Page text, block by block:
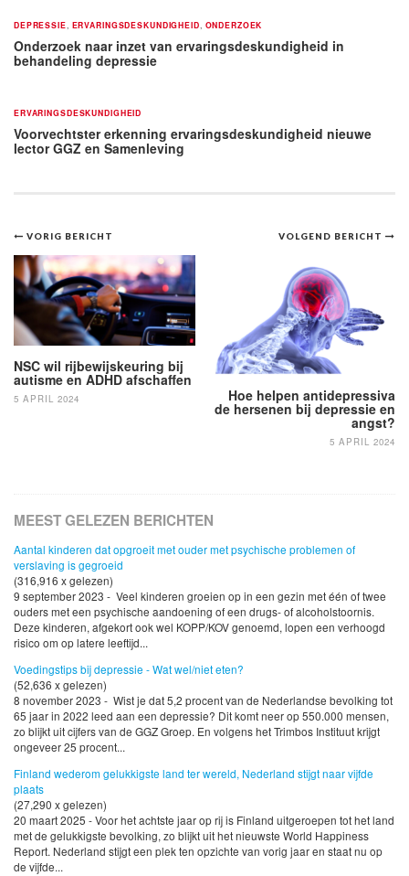
DEPRESSIE ERVARINGSDESKUNDIGHEID ONDERZOEK
Onderzoek naar inzet van ervaringsdeskundigheid in
behandeling depressie
ERVARINGSDESKUNDIGHEID
Voorvechtster erkenning ervaringsdeskundigheid nieuwe
lector GGZ en Samenleving
Bericht
navigatie
VOLGEND BERICHT
Hoe helpen antidepressiva
de hersenen bij depressie en
angst?
5 APRIL 2024
VORIG BERICHT
NSC wil rijbewijskeuring bij
autisme en ADHD afschaffen
5 APRIL 2024
MEEST GELEZEN BERICHTEN
Aantal kinderen dat opgroeit met ouder met psychische problemen of
verslaving is gegroeid
(316,916 x gelezen)
9 september 2023 - Veel kinderen groeien op in een gezin met één of twee
ouders met een psychische aandoening of een drugs- of alcoholstoornis.
Deze kinderen, afgekort ook wel KOPP/KOV genoemd, lopen een verhoogd
risico om op latere leeftijd...
Voedingstips bij depressie - Wat wel/niet eten?
(52,636 x gelezen)
8 november 2023 - Wist je dat 5,2 procent van de Nederlandse bevolking tot
65 jaar in 2022 leed aan een depressie? Dit komt neer op 550.000 mensen,
zo blijkt uit cijfers van de GGZ Groep. En volgens het Trimbos Instituut krijgt
ongeveer 25 procent...
Finland wederom gelukkigste land ter wereld, Nederland stijgt naar vijfde
plaats
(27,290 x gelezen)
20 maart 2025 - Voor het achtste jaar op rij is Finland uitgeroepen tot het land
met de gelukkigste bevolking, zo blijkt uit het nieuwste World Happiness
Report. Nederland stijgt een plek ten opzichte van vorig jaar en staat nu op
de vijfde...